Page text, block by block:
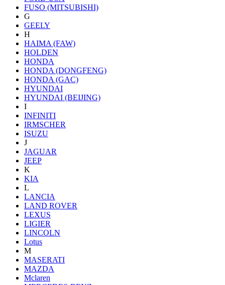
FUSO (MITSUBISHI)
G
GEELY
H
HAIMA (FAW)
HOLDEN
HONDA
HONDA (DONGFENG)
HONDA (GAC)
HYUNDAI
HYUNDAI (BEIJING)
I
INFINITI
IRMSCHER
ISUZU
J
JAGUAR
JEEP
K
KIA
L
LANCIA
LAND ROVER
LEXUS
LIGIER
LINCOLN
Lotus
M
MASERATI
MAZDA
Mclaren